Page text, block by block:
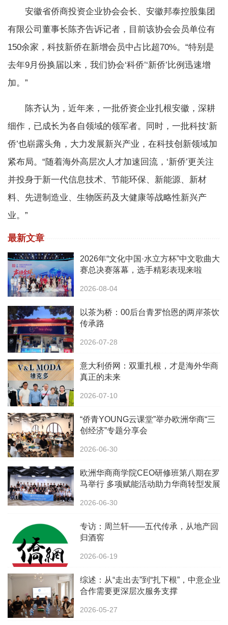
安徽省侨商投资企业协会会长、安徽邦泰控股集团
有限公司董事长陈齐告诉记者，目前该协会会员单位有
150余家，科技新侨在新增会员中占比超70%。“特别是
去年9月份换届以来，我们协会‘科侨’‘新侨’比例迅速增
加。”
陈齐认为，近年来，一批侨资企业扎根安徽，深耕
细作，已成长为各自领域的领军者。同时，一批科技‘新
侨’也崭露头角，大力发展新兴产业，在科技创新领域加
紧布局。“随着海外高层次人才加速回流，‘新侨’更关注
并投身于新一代信息技术、节能环保、新能源、新材
料、先进制造业、生物医药及大健康等战略性新兴产
业。”
最新文章
2026年“文化中国·水立方杯”中文歌曲大
赛总决赛落幕，选手精彩表现来啦
2026-08-04
以茶为桥：00后台青罗怡恩的两岸茶饮
传承路
2026-07-28
意大利侨网：双重扎根，才是海外华商
真正的未来
2026-07-10
“侨青YOUNG云课堂”举办欧洲华商“三
创经济”专题分享会
2026-06-30
欧洲华商商学院CEO研修班第八期在罗
马举行 多项赋能活动助力华商转型发展
2026-06-30
专访：周兰轩——五代传承，从地产回
归酒窖
2026-06-19
综述：从“走出去”到“扎下根”，中意企业
合作需要更深层次服务支撑
2026-05-27